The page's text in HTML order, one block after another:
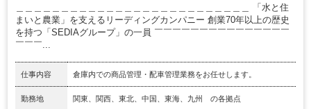
＿＿＿＿＿＿＿＿＿＿＿＿＿＿＿＿＿＿＿＿＿＿＿＿＿＿ 「水と住
まいと農業」を支えるリーディングカンパニー 創業70年以上の歴史
を持つ「SEDIAグループ」の一員 ￣￣￣￣￣￣￣￣￣￣￣￣￣￣￣
￣￣￣...
仕事内容 倉庫内での商品管理・配車管理業務をお任せします。
勤務地 関東、関西、東北、中国、東海、九州 の各拠点